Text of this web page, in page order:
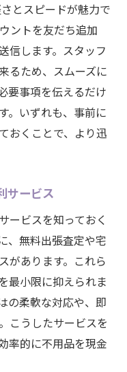
とスピードが魅力で
ントを友だち追加
信します。スタッフ
るため、スムーズに
要事項を伝えるだけ
。いずれも、事前に
おくことで、より迅
サービス
ービスを知っておく
、無料出張査定や宅
があります。これら
最小限に抑えられま
の柔軟な対応や、即
こうしたサービスを
率的に不用品を現金